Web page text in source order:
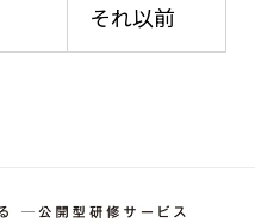
それ以前